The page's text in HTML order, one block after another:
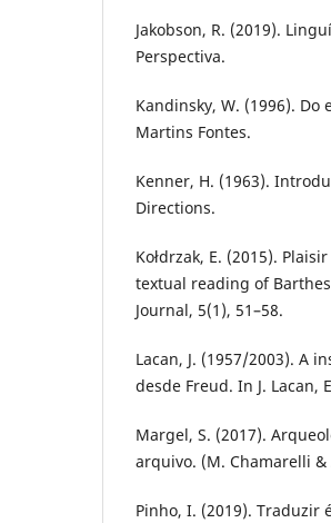
Jakobson, R. (2019).
Perspectiva.
Kandinsky, W. (1996).
Martins Fontes.
Kenner, H. (1963).
Directions.
Kołdrzak, E. (2015).
textual reading of
Journal, 5(1), 51–58.
Lacan, J. (1957/2003). A
desde Freud. In J. Lacan,
Margel, S. (2017).
arquivo. (M. Chamarelli &
Pinho, I. (2019). Traduzir